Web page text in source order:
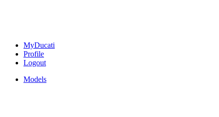
MyDucati
Profile
Logout
Models